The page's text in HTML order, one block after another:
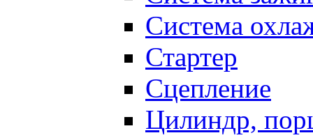
Система
Стартер
Сцепление
Цилиндр,